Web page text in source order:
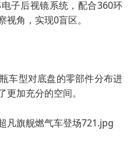
子后视镜系统，配合360环
角，实现0盲区。
车型对底盘的零部件分布进
加充分的空间。